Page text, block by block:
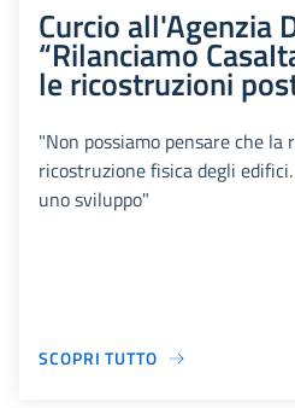
Curcio all'Agenzia
“Rilanciamo
le ricostruzioni
"Non possiamo pensare che
ricostruzione fisica degli
uno sviluppo"
SCOPRI TUTTO